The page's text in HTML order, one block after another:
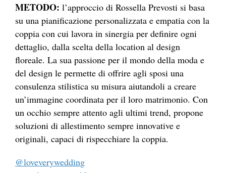
METODO: l’approccio di Rossella Prevosti si basa
su una pianificazione personalizzata e empatia con la
coppia con cui lavora in sinergia per definire ogni
dettaglio, dalla scelta della location al design
floreale. La sua passione per il mondo della moda e
del design le permette di offrire agli sposi una
consulenza stilistica su misura aiutandoli a creare
un’immagine coordinata per il loro matrimonio. Con
un occhio sempre attento agli ultimi trend, propone
soluzioni di allestimento sempre innovative e
originali, capaci di rispecchiare la coppia.
@loveverywedding